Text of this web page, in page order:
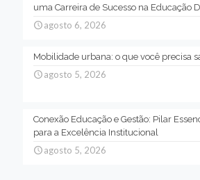
uma Carreira de Sucesso na Educação
agosto 6, 2026
Mobilidade urbana: o que você precisa
agosto 5, 2026
Conexão Educação e Gestão: Pilar
para a Excelência Institucional
agosto 5, 2026